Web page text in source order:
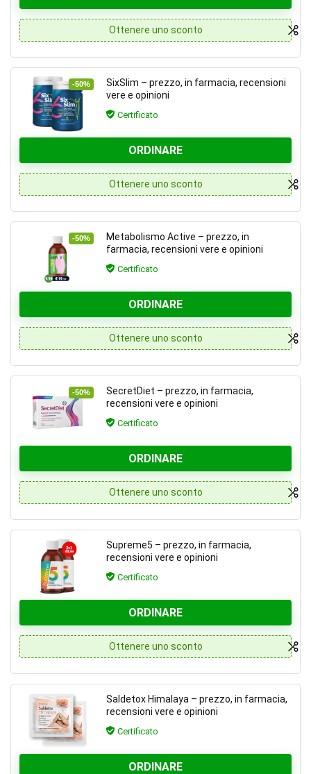
Ottenere uno sconto
-50%
SixSlim – prezzo, in farmacia, recensioni
vere e opinioni
Certificato
ORDINARE
Ottenere uno sconto
-50%
Metabolismo Active – prezzo, in
farmacia, recensioni vere e opinioni
Certificato
ORDINARE
Ottenere uno sconto
-50%
SecretDiet – prezzo, in farmacia,
recensioni vere e opinioni
Certificato
ORDINARE
Ottenere uno sconto
Supreme5 – prezzo, in farmacia,
recensioni vere e opinioni
Certificato
ORDINARE
Ottenere uno sconto
Saldetox Himalaya – prezzo, in farmacia,
recensioni vere e opinioni
Certificato
ORDINARE